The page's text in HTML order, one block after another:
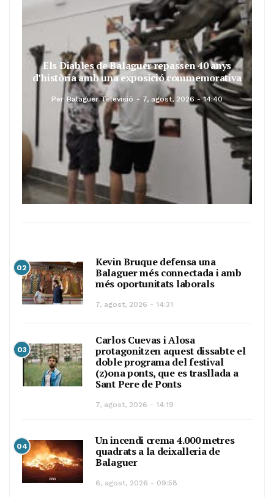
Els Diables de Balaguer repassen 40 anys
d’història amb una exposició commemorativa
Per Balaguer Televisió 7, agost, 2026 - 14:40
02
Kevin Bruque defensa una
Balaguer més connectada i amb
més oportunitats laborals
7, agost, 2026 - 14:31
03
Carlos Cuevas i Alosa
protagonitzen aquest dissabte el
doble programa del festival
(z)ona ponts, que es trasllada a
Sant Pere de Ponts
7, agost, 2026 - 14:19
04
Un incendi crema 4.000 metres
quadrats a la deixalleria de
Balaguer
6, agost, 2026 - 09:58